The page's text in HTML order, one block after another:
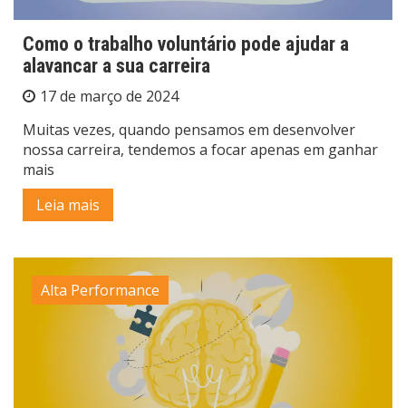
Como o trabalho voluntário pode ajudar a
alavancar a sua carreira
17 de março de 2024
Muitas vezes, quando pensamos em desenvolver
nossa carreira, tendemos a focar apenas em ganhar
mais
Leia mais
Alta Performance